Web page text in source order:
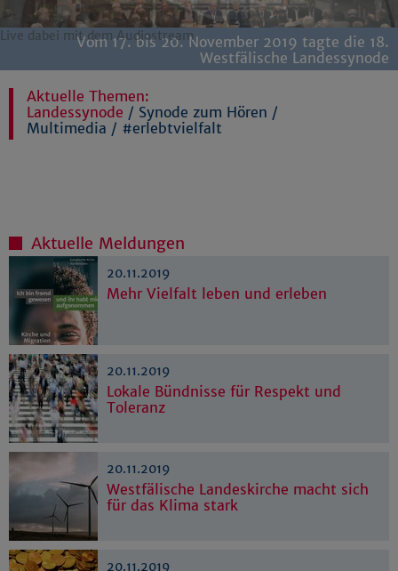
Vom 17. bis 20. November 2019 tagte die 18.
Westfälische Landessynode
Live dabei mit dem AudiostreamSynode zum Sehen und Hören
Die Hauptvorlage „Kirche und Migration“ wurde 2018
vorgestellt. Jetzt wird diskutiert.
Aktuelle Themen:
Landessynode / Synode zum Hören /
Multimedia / #erlebtvielfalt
Aktuelle Meldungen
20.11.2019
Mehr Vielfalt leben und erleben
20.11.2019
Lokale Bündnisse für Respekt und
Toleranz
20.11.2019
Westfälische Landeskirche macht sich
für das Klima stark
20.11.2019